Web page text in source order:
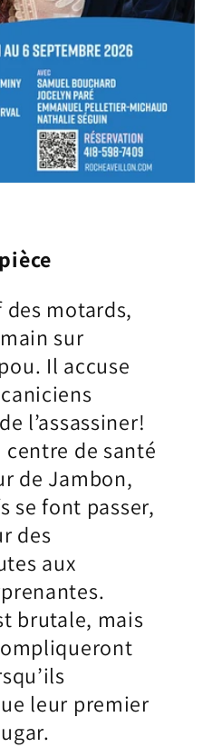
des motards,
sur
Il accuse
l’assassiner!
centre de santé
de Jambon,
se font passer,
des
aux
brutale, mais
leur premier